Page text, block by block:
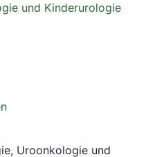
und Kinderurologie
Uroonkologie und